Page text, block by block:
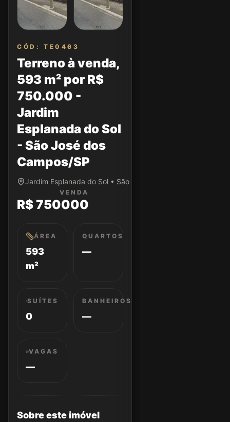
CÓD: TE0463
Terreno à venda,
593 m² por R$
750.000 -
Jardim
Esplanada do Sol
- São José dos
Campos/SP
Jardim Esplanada do Sol • São José dos Campos/SP
VENDA
R$ 750000
ÁREA
593
m²
QUARTOS
—
SUÍTES
0
BANHEIROS
—
VAGAS
—
Sobre este imóvel